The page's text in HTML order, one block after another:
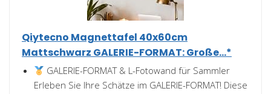
Qiytecno Magnettafel 40x60cm
Mattschwarz GALERIE-FORMAT: Große...*
GALERIE-FORMAT & L-Fotowand für Sammler
Erleben Sie Ihre Schätze im GALERIE-FORMAT! Diese